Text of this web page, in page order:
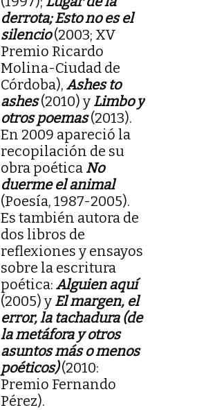
derrota; Esto no es el
silencio(2003; XV
Premio Ricardo
Molina-Ciudad de
Córdoba), Ashes to
ashes(2010) y Limbo y
otros poemas (2013).
En 2009 apareció la
recopilación de su
obra poética No
duerme el animal
(Poesía, 1987-2005).
Es también autora de
dos libros de
reflexiones y ensayos
sobre la escritura
poética: Alguien aquí
(2005) y El margen, el
error, la tachadura (de
la metáfora y otros
asuntos más o menos
poéticos)(2010:
Premio Fernando
Pérez).